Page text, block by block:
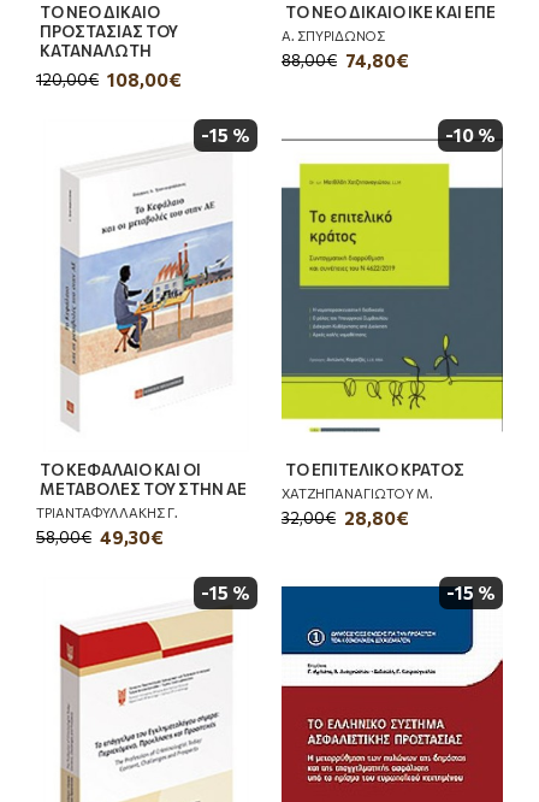
ΤΟ ΝΕΟ ΔΙΚΑΙΟ
ΠΡΟΣΤΑΣΙΑΣ ΤΟΥ
ΚΑΤΑΝΑΛΩΤΗ
108,00€
120,00€
ΤΟ ΝΕΟ ΔΙΚΑΙΟ ΙΚΕ ΚΑΙ ΕΠΕ
Α. ΣΠΥΡΙΔΩΝΟΣ
74,80€
88,00€
-15 %
ΤΟ ΚΕΦΑΛΑΙΟ ΚΑΙ ΟΙ
ΜΕΤΑΒΟΛΕΣ ΤΟΥ ΣΤΗΝ ΑΕ
ΤΡΙΑΝΤΑΦΥΛΛΑΚΗΣ Γ.
49,30€
58,00€
-10 %
ΤΟ ΕΠΙΤΕΛΙΚΟ ΚΡΑΤΟΣ
ΧΑΤΖΗΠΑΝΑΓΙΩΤΟΥ Μ.
28,80€
32,00€
-15 % -15 %